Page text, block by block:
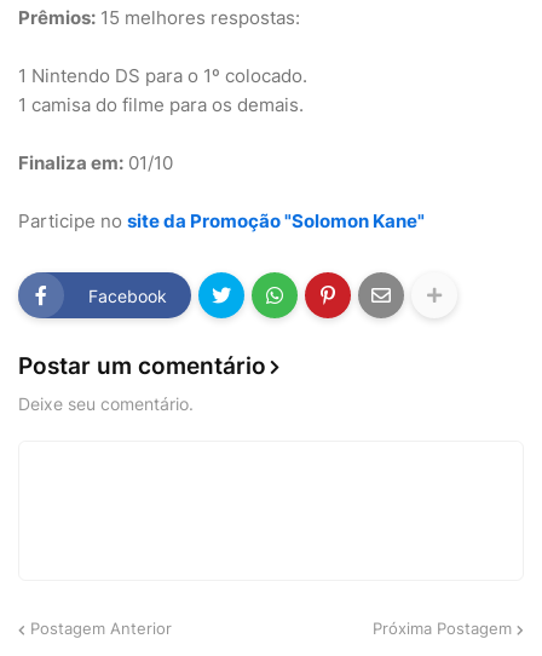
Prêmios: 15 melhores respostas:
1 Nintendo DS para o 1º colocado.
1 camisa do filme para os demais.
Finaliza em: 01/10
Participe no site da Promoção "Solomon Kane"
Facebook
Postar um comentário
Deixe seu comentário.
Postagem Anterior Próxima Postagem